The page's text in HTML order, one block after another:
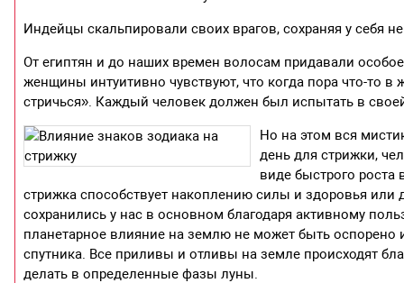
Индейцы скальпировали своих врагов, сохраняя у себя
От египтян и до наших времен волосам придавали
женщины интуитивно чувствуют, что когда пора что-то в
стричься». Каждый человек должен был испытать в
Но на этом вся
день для стрижки,
виде быстрого
стрижка способствует накоплению силы и здоровья или
сохранились у нас в основном благодаря активному
планетарное влияние на землю не может быть
спутника. Все приливы и отливы на земле происходят
делать в определенные фазы луны.